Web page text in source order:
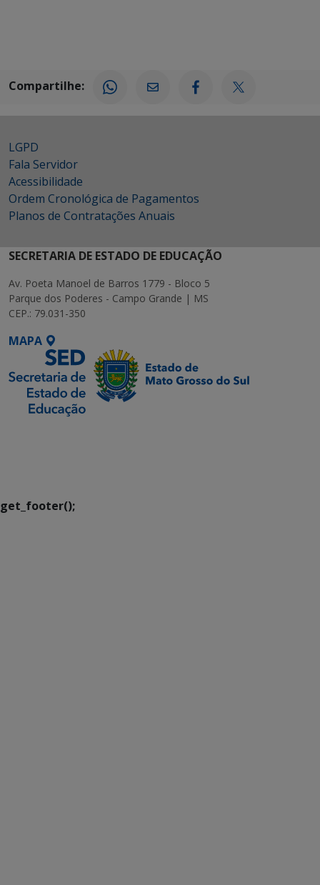
Compartilhe:
LGPD
Fala Servidor
Acessibilidade
Ordem Cronológica de Pagamentos
Planos de Contratações Anuais
SECRETARIA DE ESTADO DE EDUCAÇÃO
Av. Poeta Manoel de Barros 1779 - Bloco 5
Parque dos Poderes - Campo Grande | MS
CEP.: 79.031-350
MAPA
get_footer();